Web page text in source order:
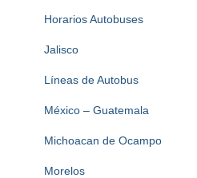
Horarios Autobuses
Jalisco
Líneas de Autobus
México – Guatemala
Michoacan de Ocampo
Morelos